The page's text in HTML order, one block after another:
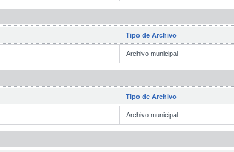
Tipo de Archivo
Archivo municipal
Tipo de Archivo
Archivo municipal